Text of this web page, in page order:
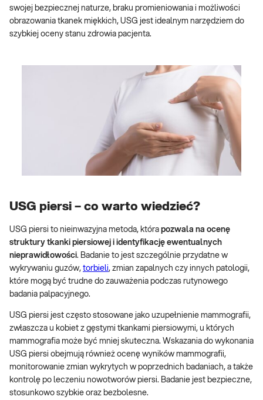
swojej bezpiecznej naturze, braku promieniowania i możliwości
obrazowania tkanek miękkich, USG jest idealnym narzędziem do
szybkiej oceny stanu zdrowia pacjenta.
USG piersi – co warto wiedzieć?
USG piersi to nieinwazyjna metoda, która pozwala na ocenę
struktury tkanki piersiowej i identyfikację ewentualnych
nieprawidłowości. Badanie to jest szczególnie przydatne w
wykrywaniu guzów, torbieli, zmian zapalnych czy innych patologii,
które mogą być trudne do zauważenia podczas rutynowego
badania palpacyjnego.
USG piersi jest często stosowane jako uzupełnienie mammografii,
zwłaszcza u kobiet z gęstymi tkankami piersiowymi, u których
mammografia może być mniej skuteczna. Wskazania do wykonania
USG piersi obejmują również ocenę wyników mammografii,
monitorowanie zmian wykrytych w poprzednich badaniach, a także
kontrolę po leczeniu nowotworów piersi. Badanie jest bezpieczne,
stosunkowo szybkie oraz bezbolesne.